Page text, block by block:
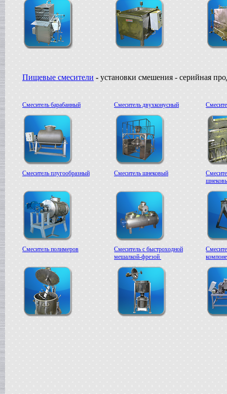
Пищевые смесители - установки смешения - серийная
Смеситель барабанный Смеситель двухконусный
Смеситель плугообразный Смеситель шнековый
Смеситель полимеров
Смеситель с быстроходной
мешалкой-фрезой